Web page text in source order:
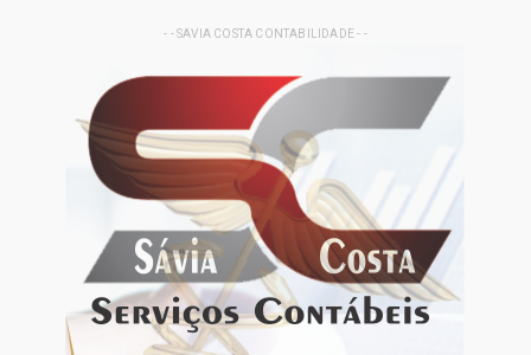
- - SAVIA COSTA CONTABILIDADE - -